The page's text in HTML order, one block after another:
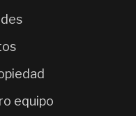
equipo